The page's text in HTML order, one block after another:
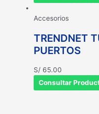
Accesorios
TRENDNET
PUERTOS
S/ 65.00
Consultar